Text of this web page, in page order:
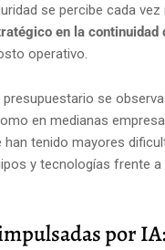
se percibe cada
en la continuidad
operativo.
se
en medianas
han tenido mayores
y tecnologías frente a
por